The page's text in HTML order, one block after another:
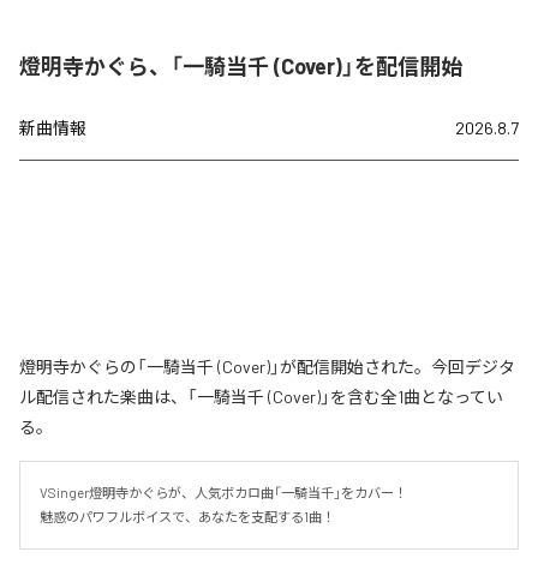
燈明寺かぐら、「一騎当千 (Cover)」を配信開始
新曲情報 2026.8.7
燈明寺かぐらの「一騎当千 (Cover)」が配信開始された。今回デジタ
ル配信された楽曲は、「一騎当千 (Cover)」を含む全1曲となってい
る。
VSinger燈明寺かぐらが、人気ボカロ曲「一騎当千」をカバー！
魅惑のパワフルボイスで、あなたを支配する1曲！